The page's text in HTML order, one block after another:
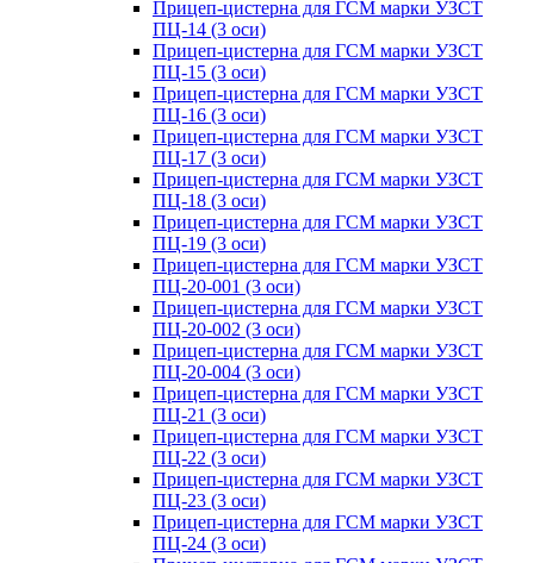
Прицеп-цистерна для ГСМ марки УЗСТ
ПЦ-14 (3 оси)
Прицеп-цистерна для ГСМ марки УЗСТ
ПЦ-15 (3 оси)
Прицеп-цистерна для ГСМ марки УЗСТ
ПЦ-16 (3 оси)
Прицеп-цистерна для ГСМ марки УЗСТ
ПЦ-17 (3 оси)
Прицеп-цистерна для ГСМ марки УЗСТ
ПЦ-18 (3 оси)
Прицеп-цистерна для ГСМ марки УЗСТ
ПЦ-19 (3 оси)
Прицеп-цистерна для ГСМ марки УЗСТ
ПЦ-20-001 (3 оси)
Прицеп-цистерна для ГСМ марки УЗСТ
ПЦ-20-002 (3 оси)
Прицеп-цистерна для ГСМ марки УЗСТ
ПЦ-20-004 (3 оси)
Прицеп-цистерна для ГСМ марки УЗСТ
ПЦ-21 (3 оси)
Прицеп-цистерна для ГСМ марки УЗСТ
ПЦ-22 (3 оси)
Прицеп-цистерна для ГСМ марки УЗСТ
ПЦ-23 (3 оси)
Прицеп-цистерна для ГСМ марки УЗСТ
ПЦ-24 (3 оси)